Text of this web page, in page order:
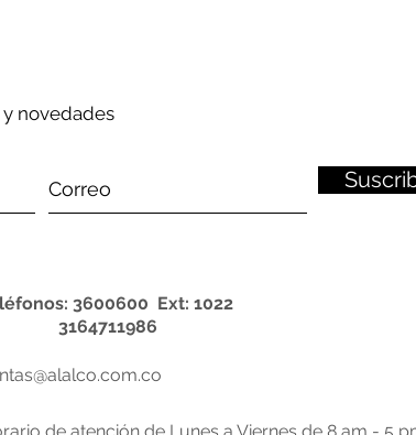
novedades
3600600 Ext: 1022